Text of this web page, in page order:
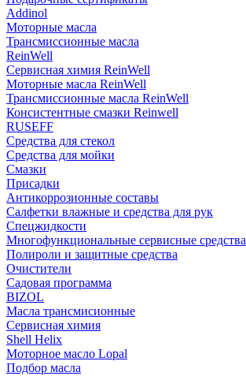
Addinol
Моторные масла
Трансмиссионные масла
ReinWell
Сервисная химия ReinWell
Моторные масла ReinWell
Трансмиссионные масла ReinWell
Консистентные смазки Reinwell
RUSEFF
Средства для стекол
Средства для мойки
Смазки
Присадки
Антикоррозионные составы
Салфетки влажные и средства для рук
Спецжидкости
Многофункциональные сервисные средства
Полироли и защитные средства
Очистители
Садовая программа
BIZOL
Масла трансмисионные
Сервисная химия
Shell Helix
Моторное масло Lopal
Подбор масла